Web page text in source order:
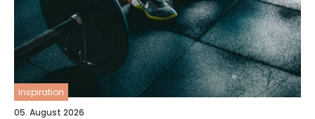
inspiration
05. August 2026